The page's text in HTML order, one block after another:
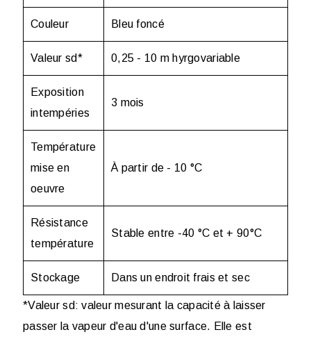
Couleur Bleu foncé
Valeur sd* 0,25 - 10 m hyrgovariable
Exposition
intempéries
3 mois
Température
mise en
oeuvre
À partir de - 10 °C
Résistance
température
Stable entre -40 °C et + 90°C
Stockage Dans un endroit frais et sec
*Valeur sd: valeur mesurant la capacité à laisser
passer la vapeur d'eau d'une surface. Elle est